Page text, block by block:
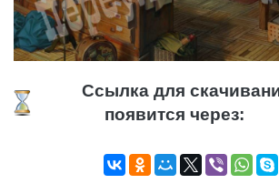
Ссылка для
появится через: